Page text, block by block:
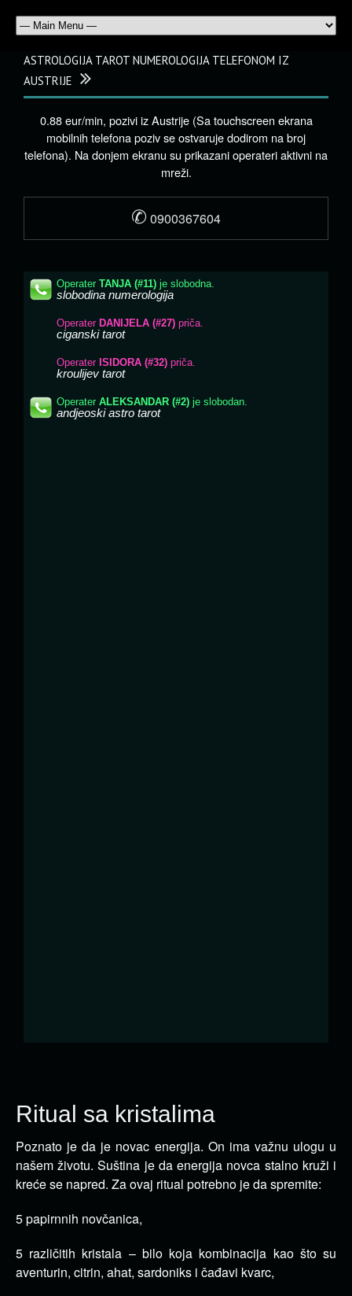
Ritual sa kristalima
Poznato je da je novac energija. On ima važnu ulogu u
našem životu. Suština je da energija novca stalno kruži i
kreće se napred. Za ovaj ritual potrebno je da spremite:
5 papirnnih novčanica,
5 različitih kristala – bilo koja kombinacija kao što su
aventurin, citrin, ahat, sardoniks i čađavi kvarc,
ASTROLOGIJA TAROT NUMEROLOGIJA TELEFONOM IZ
AUSTRIJE
0.88 eur/min, pozivi iz Austrije (Sa touchscreen ekrana
mobilnih telefona poziv se ostvaruje dodirom na broj
telefona). Na donjem ekranu su prikazani operateri aktivni na
mreži.
✆ 0900367604